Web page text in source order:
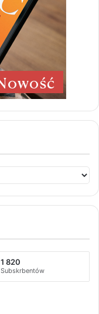
1 820
Subskrbentów